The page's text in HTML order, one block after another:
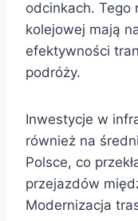
odcinkach. Tego
kolejowej mają
efektywności
podróży.
Inwestycje w
również na
Polsce, co
przejazdów
Modernizacja